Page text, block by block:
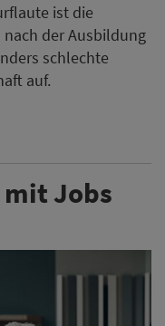
ist die
der Ausbildung
schlechte
auf.
Jobs